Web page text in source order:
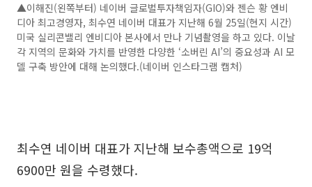
▲이해진(왼쪽부터) 네이버 글로벌투자책임자(GIO)와 젠슨 황 엔비
디아 최고경영자, 최수연 네이버 대표가 지난해 6월 25일(현지 시간)
미국 실리콘밸리 엔비디아 본사에서 만나 기념촬영을 하고 있다. 이날
각 지역의 문화와 가치를 반영한 다양한 ‘소버린 AI’의 중요성과 AI 모
델 구축 방안에 대해 논의했다.(네이버 인스타그램 캡처)
최수연 네이버 대표가 지난해 보수총액으로 19억
6900만 원을 수령했다.